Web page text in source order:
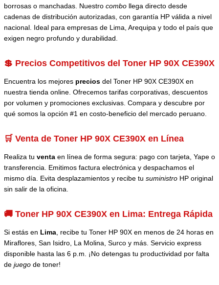
borrosas o manchadas. Nuestro combo llega directo desde
cadenas de distribución autorizadas, con garantía HP válida a nivel
nacional. Ideal para empresas de Lima, Arequipa y todo el país que
exigen negro profundo y durabilidad.
💲 Precios Competitivos del Toner HP 90X CE390X
Encuentra los mejores precios del Toner HP 90X CE390X en
nuestra tienda online. Ofrecemos tarifas corporativas, descuentos
por volumen y promociones exclusivas. Compara y descubre por
qué somos la opción #1 en costo-beneficio del mercado peruano.
🛒 Venta de Toner HP 90X CE390X en Línea
Realiza tu venta en línea de forma segura: pago con tarjeta, Yape o
transferencia. Emitimos factura electrónica y despachamos el
mismo día. Evita desplazamientos y recibe tu suministro HP original
sin salir de la oficina.
🚚 Toner HP 90X CE390X en Lima: Entrega Rápida
Si estás en Lima , recibe tu Toner HP 90X en menos de 24 horas en
Miraflores, San Isidro, La Molina, Surco y más. Servicio express
disponible hasta las 6 p.m. ¡No detengas tu productividad por falta
de juego de toner!